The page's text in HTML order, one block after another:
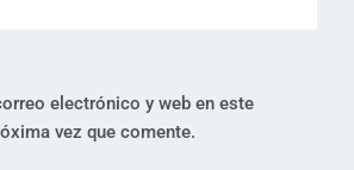
electrónico y web en este
vez que comente.